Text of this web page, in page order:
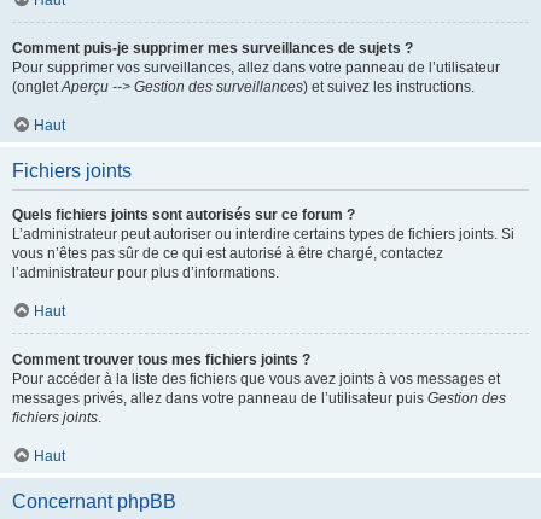
Comment puis-je supprimer mes surveillances de sujets ?
Pour supprimer vos surveillances, allez dans votre panneau de l’utilisateur
(ongletAperçu --> Gestion des surveillances) et suivez les instructions.
Haut
Fichiers joints
Quels fichiers joints sont autorisés sur ce forum ?
L’administrateur peut autoriser ou interdire certains types de fichiers joints. Si
vous n’êtes pas sûr de ce qui est autorisé à être chargé, contactez
l’administrateur pour plus d’informations.
Haut
Comment trouver tous mes fichiers joints ?
Pour accéder à la liste des fichiers que vous avez joints à vos messages et
messages privés, allez dans votre panneau de l’utilisateur puis Gestion des
fichiers joints.
Haut
Concernant phpBB